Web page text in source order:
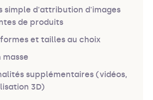
simple d'attribution d'images
de produits
et tailles au choix
masse
supplémentaires (vidéos,
3D)